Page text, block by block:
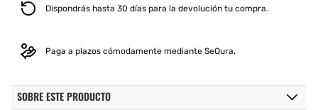
Dispondrás hasta 30 días para la devolución tu compra.
Paga a plazos cómodamente mediante SeQura.
SOBRE ESTE PRODUCTO